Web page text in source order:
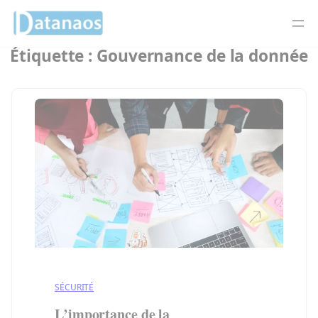
AllerÉtiquette : Gouvernance de la donnée
SÉCURITÉ
Panneau de gestion des cookies